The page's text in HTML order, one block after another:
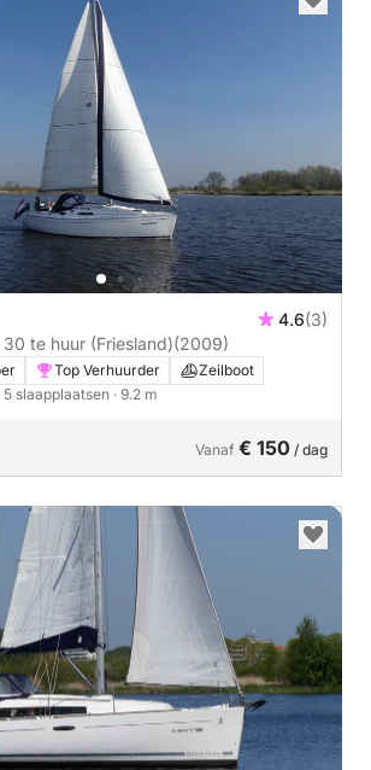
4.6(3)
te huur (Friesland)(2009)
Top Verhuurder
Zeilboot
5 slaapplaatsen · 9.2 m
Vanaf € 150 / dag